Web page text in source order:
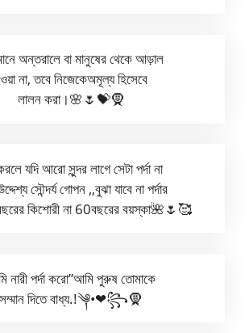
অন্তরালে বা মানুষের থেকে আড়াল
না, তবে নিজেকেঅমূল্য হিসেবে
লালন করা।🌸🌷💝🧕
যদি আরো সুন্দর লাগে সেটা পর্দা না
সৌন্দর্য গোপন ,,বুঝা যাবে না পর্দার
কিশোরী না 60বছরের বয়স্কা🌺🌷🥰
নারী পর্দা করো”আমি পুরুষ তোমাকে
সম্মান দিতে বাধ্য.!༆•❤꧂🧕